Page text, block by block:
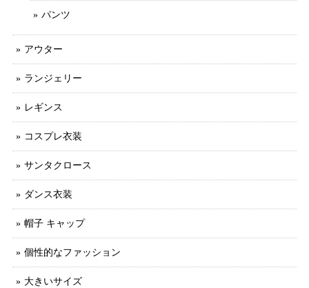
パンツ
アウター
ランジェリー
レギンス
コスプレ衣装
サンタクロース
ダンス衣装
帽子 キャップ
個性的なファッション
大きいサイズ